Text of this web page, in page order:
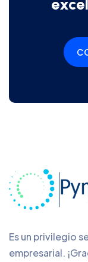
Es un privilegio
empresarial.